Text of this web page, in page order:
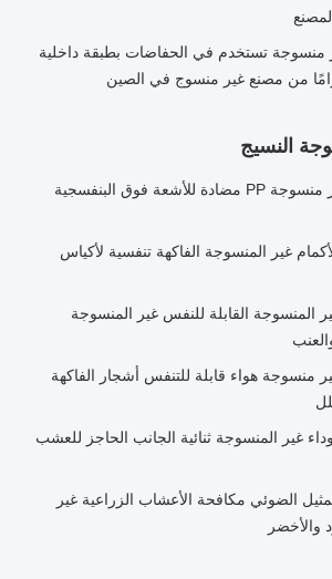
منسوجة تستخدم في الحفاضات بطبقة داخلية
النسيج
حقيبة فواكه زراعية غير منسوجة PP مضادة للأشعة فوق البنفسجية
غير المنسوجة الفاكهة تنفسية لأكياس
المنسوجة القابلة للنفس غير المنسوجة
منسوجة هواء قابلة للتنفس أشجار الفاكهة
غير المنسوجة ثنائية الجانب الحاجز للعشب
الضوئي مكافحة الأعشاب الزراعية غير
والأخضر